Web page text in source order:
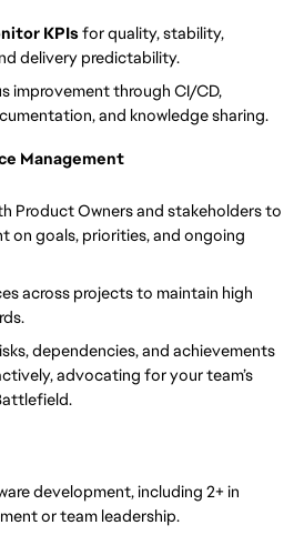
KPIs for quality, stability,
delivery predictability.
improvement through CI/CD,
and knowledge sharing.
Management
Product Owners and stakeholders to
on goals, priorities, and ongoing
across projects to maintain high
dependencies, and achievements
advocating for your team’s
development, including 2+ in
or team leadership.